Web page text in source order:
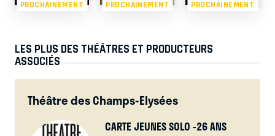
PROCHAINEMENT PROCHAINEMENT PROCHAINEMENT
LES PLUS DES THÉÂTRES ET PRODUCTEURS
ASSOCIÉS
Théâtre des Champs-Elysées
CARTE JEUNES SOLO -26 ANS